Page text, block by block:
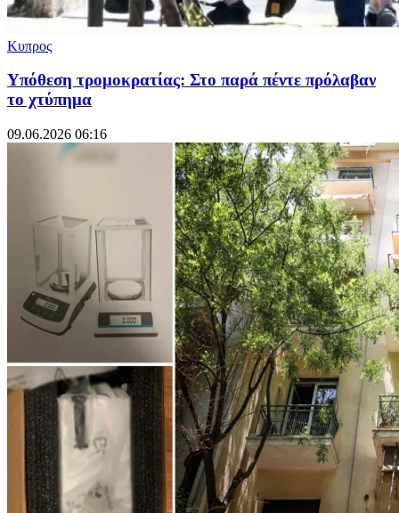
Κυπρος
Υπόθεση τρομοκρατίας: Στο παρά πέντε πρόλαβαν
το χτύπημα
09.06.2026 06:16